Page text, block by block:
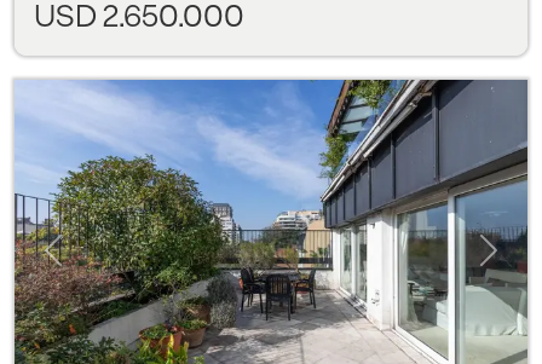
USD 2.650.000
Previous Next